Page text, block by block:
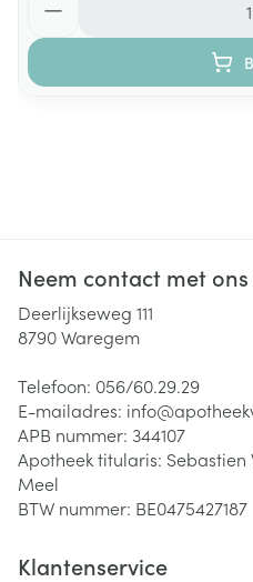
Neem contact met
Deerlijkseweg 111
8790Waregem
Telefoon: 056/60.29.29
E-mailadres: info@
APB nummer: 344107
Apotheek titularis: Sebastien
Meel
BTW nummer: BE0475427187
Klantenservice